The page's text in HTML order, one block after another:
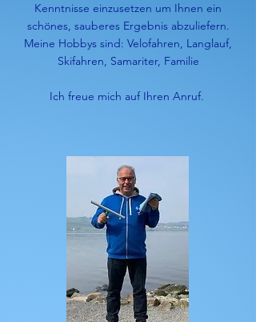
Kenntnisse einzusetzen um Ihnen ein
schönes, sauberes Ergebnis abzuliefern.
Meine Hobbys sind: Velofahren, Langlauf,
Skifahren, Samariter, Familie
Ich freue mich auf Ihren Anruf.